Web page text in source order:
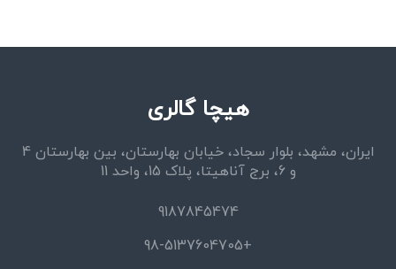
هیچا گالری
ایران، مشهد، بلوار سجاد، خیابان بهارستان، بین بهارستان 4
و 6، برج آناهیتا، پلاک 15، واحد 11
9187845474
+98-5137604705